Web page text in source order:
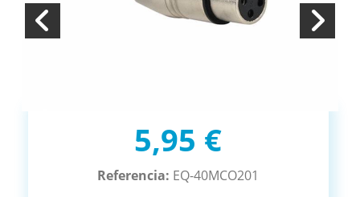
5,95 €
Referencia: EQ-40MCO201